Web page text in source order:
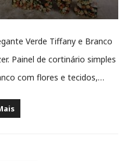
Verde Tiffany e Branco
Painel de cortinário simples
com flores e tecidos,…